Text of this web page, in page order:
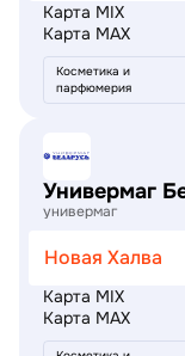
Карта MIX
Карта MAX
Косметика и
парфюмерия
Универмаг
универмаг
Карта MIX
Карта MAX
Новая Халва